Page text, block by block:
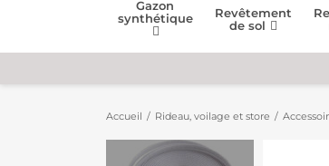
Gazon
synthétique
Revêtement
de sol
Accueil Rideau, voilage et store